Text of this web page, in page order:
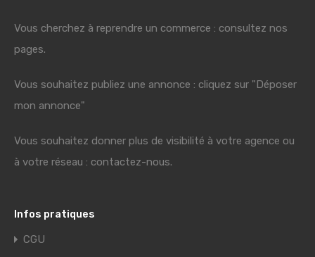
Vous cherchez à reprendre un commerce : consultez nos
pages.
Vous souhaitez publiez une annonce : cliquez sur "Déposer
mon annonce"
Vous souhaitez donner plus de visibilité à votre agence ou
à votre réseau : contactez-nous.
Infos pratiques
CGU